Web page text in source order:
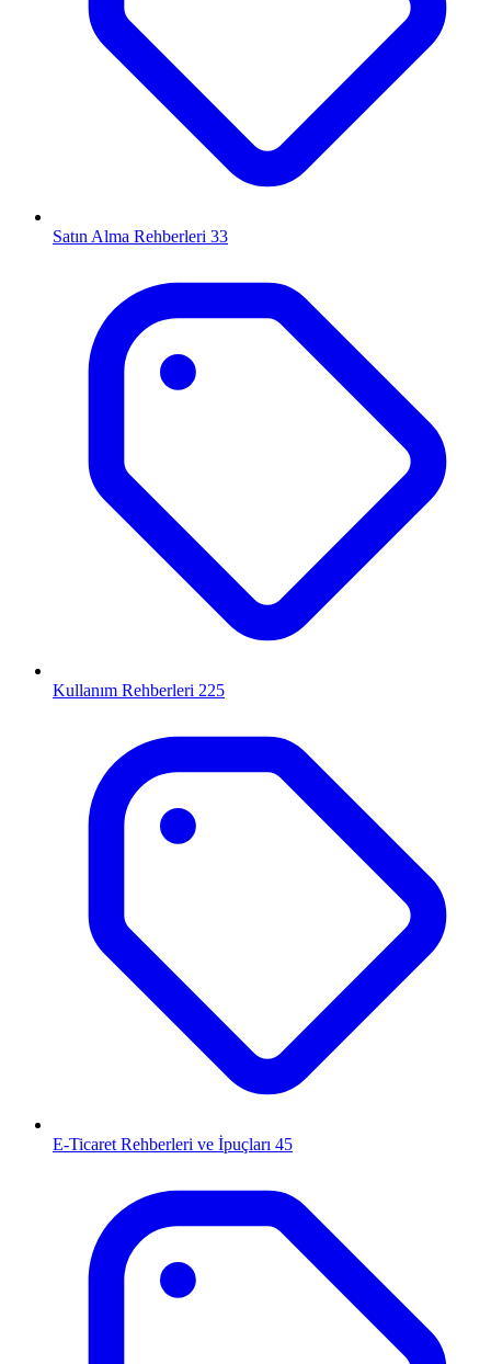
Satın Alma Rehberleri 33
Kullanım Rehberleri 225
E-Ticaret Rehberleri ve İpuçları 45